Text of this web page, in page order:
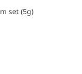
set (5g)